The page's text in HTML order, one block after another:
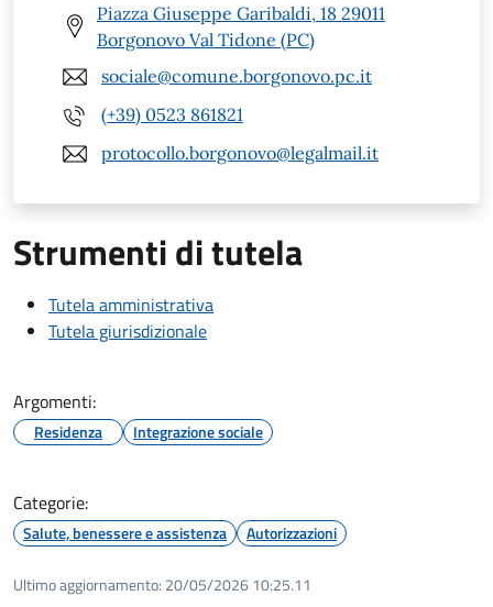
Piazza Giuseppe Garibaldi, 18 29011
Borgonovo Val Tidone (PC)
sociale@comune.borgonovo.pc.it
(+39) 0523 861821
protocollo.borgonovo@legalmail.it
Strumenti di tutela
Tutela amministrativa
Tutela giurisdizionale
Argomenti:
Residenza Integrazione sociale
Categorie:
Salute, benessere e assistenza Autorizzazioni
Ultimo aggiornamento: 20/05/2026 10:25.11